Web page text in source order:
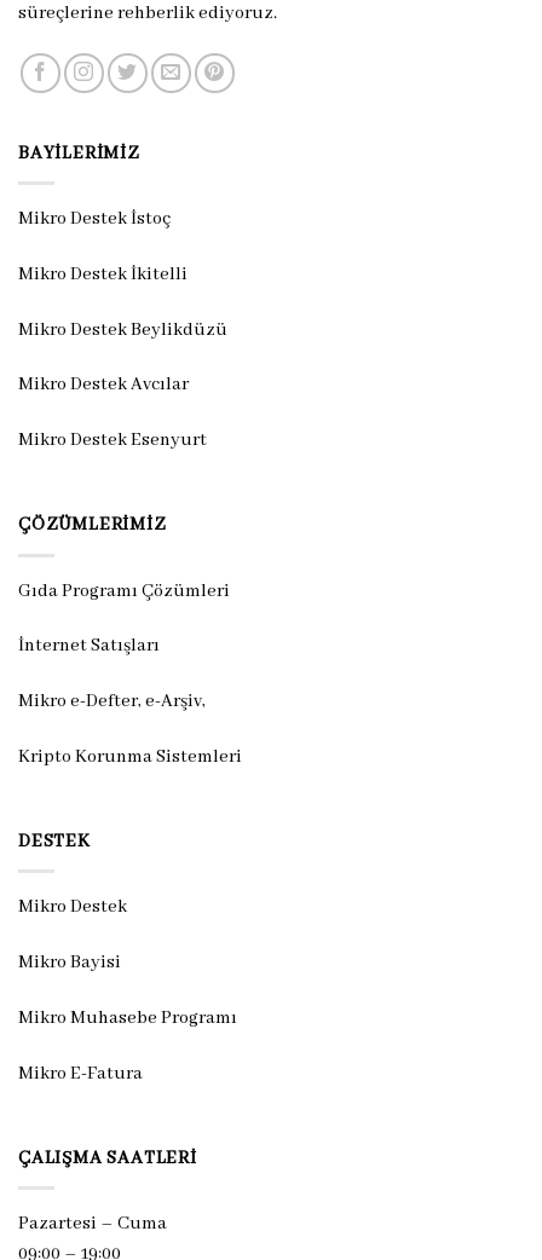
süreçlerine rehberlik ediyoruz.
BAYILERIMIZ
Mikro Destek İstoç
Mikro Destek İkitelli
Mikro Destek Beylikdüzü
Mikro Destek Avcılar
Mikro Destek Esenyurt
ÇÖZÜMLERIMIZ
Gıda Programı Çözümleri
İnternet Satışları
Mikro e-Defter, e-Arşiv,
Kripto Korunma Sistemleri
DESTEK
Mikro Destek
Mikro Bayisi
Mikro Muhasebe Programı
Mikro E-Fatura
ÇALIŞMA SAATLERI
Pazartesi – Cuma
09:00 – 19:00